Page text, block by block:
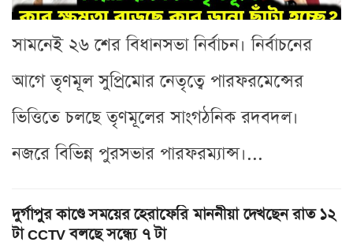
সামনেই ২৬ শের বিধানসভা নির্বাচন। নির্বাচনের
আগে তৃণমূল সুপ্রিমোর নেতৃত্বে পারফরমেন্সের
ভিত্তিতে চলছে তৃণমূলের সাংগঠনিক রদবদল।
নজরে বিভিন্ন পুরসভার পারফরম্যান্স।...
দুর্গাপুর কাণ্ডে সময়ের হেরাফেরি মাননীয়া দেখছেন রাত ১২
টা CCTV বলছে সন্ধ্যে ৭ টা